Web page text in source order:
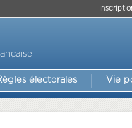
électorales Vie